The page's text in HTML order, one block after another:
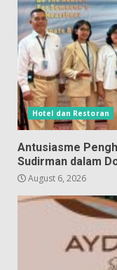
Hotel dan Restoran
Antusiasme
Sudirman dalam
August 6, 2026